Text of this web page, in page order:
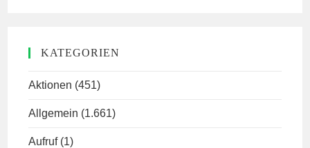
KATEGORIEN
Aktionen (451)
Allgemein (1.661)
Aufruf (1)